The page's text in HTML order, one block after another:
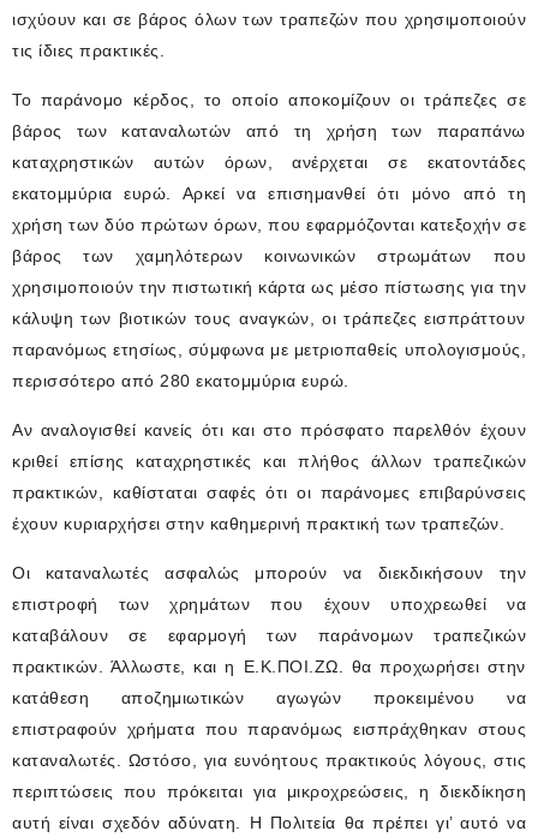
ισχύουν και σε βάρος όλων των τραπεζών που χρησιμοποιούν
τις ίδιες πρακτικές.
Το παράνομο κέρδος, το οποίο αποκομίζουν οι τράπεζες σε
βάρος των καταναλωτών από τη χρήση των παραπάνω
καταχρηστικών αυτών όρων, ανέρχεται σε εκατοντάδες
εκατομμύρια ευρώ. Αρκεί να επισημανθεί ότι μόνο από τη
χρήση των δύο πρώτων όρων, που εφαρμόζονται κατεξοχήν σε
βάρος των χαμηλότερων κοινωνικών στρωμάτων που
χρησιμοποιούν την πιστωτική κάρτα ως μέσο πίστωσης για την
κάλυψη των βιοτικών τους αναγκών, οι τράπεζες εισπράττουν
παρανόμως ετησίως, σύμφωνα με μετριοπαθείς υπολογισμούς,
περισσότερο από 280 εκατομμύρια ευρώ.
Αν αναλογισθεί κανείς ότι και στο πρόσφατο παρελθόν έχουν
κριθεί επίσης καταχρηστικές και πλήθος άλλων τραπεζικών
πρακτικών, καθίσταται σαφές ότι οι παράνομες επιβαρύνσεις
έχουν κυριαρχήσει στην καθημερινή πρακτική των τραπεζών.
Οι καταναλωτές ασφαλώς μπορούν να διεκδικήσουν την
επιστροφή των χρημάτων που έχουν υποχρεωθεί να
καταβάλουν σε εφαρμογή των παράνομων τραπεζικών
πρακτικών. Άλλωστε, και η Ε.Κ.ΠΟΙ.ΖΩ. θα προχωρήσει στην
κατάθεση αποζημιωτικών αγωγών προκειμένου να
επιστραφούν χρήματα που παρανόμως εισπράχθηκαν στους
καταναλωτές. Ωστόσο, για ευνόητους πρακτικούς λόγους, στις
περιπτώσεις που πρόκειται για μικροχρεώσεις, η διεκδίκηση
αυτή είναι σχεδόν αδύνατη. Η Πολιτεία θα πρέπει γι’ αυτό να